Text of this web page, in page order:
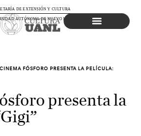
AUTÓNOMA DE NUEVO LEÓN
DE EXTENSIÓN Y CULTURA
CINEMA FÓSFORO PRESENTA LA PELÍCULA:
presenta la